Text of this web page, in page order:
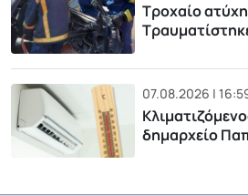
Τροχαίο
07.08.2026 |
δημαρχείο